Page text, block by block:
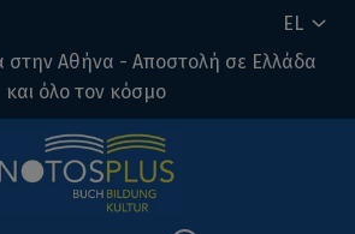
EL
στην Αθήνα - Αποστολή σε Ελλάδα
και όλο τον κόσμο